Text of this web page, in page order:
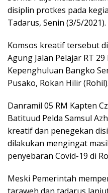
disiplin protkes pada
Tadarus, Senin (3/5/2021).
Komsos kreatif tersebut
Agung Jalan Pelajar RT
Kepenghuluan Bangko
Pusako, Rokan Hilir (Rohil).
Danramil 05 RM Kapten
Batituud Pelda Samsul
kreatif dan penegekan
dilakukan mengingat
penyebaran Covid-19 di
Meski Pemerintah